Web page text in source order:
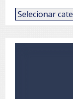
Categorias
de